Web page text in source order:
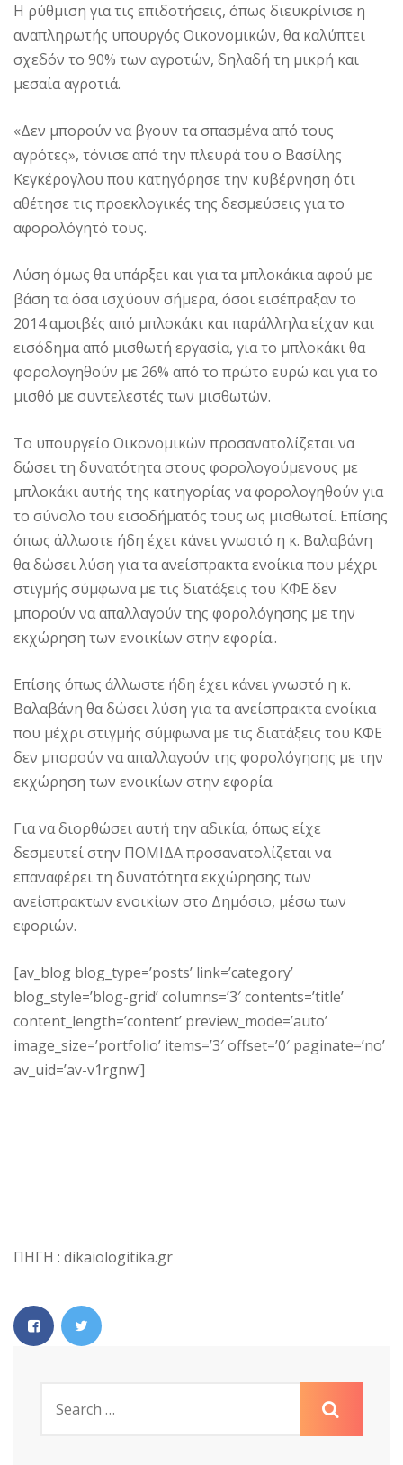
Η ρύθμιση για τις επιδοτήσεις, όπως διευκρίνισε η
αναπληρωτής υπουργός Οικονομικών, θα καλύπτει
σχεδόν το 90% των αγροτών, δηλαδή τη μικρή και
μεσαία αγροτιά.
«Δεν μπορούν να βγουν τα σπασμένα από τους
αγρότες», τόνισε από την πλευρά του ο Βασίλης
Κεγκέρογλου που κατηγόρησε την κυβέρνηση ότι
αθέτησε τις προεκλογικές της δεσμεύσεις για το
αφορολόγητό τους.
Λύση όμως θα υπάρξει και για τα μπλοκάκια αφού με
βάση τα όσα ισχύουν σήμερα, όσοι εισέπραξαν το
2014 αμοιβές από μπλοκάκι και παράλληλα είχαν και
εισόδημα από μισθωτή εργασία, για το μπλοκάκι θα
φορολογηθούν με 26% από το πρώτο ευρώ και για το
μισθό με συντελεστές των μισθωτών.
Το υπουργείο Οικονομικών προσανατολίζεται να
δώσει τη δυνατότητα στους φορολογούμενους με
μπλοκάκι αυτής της κατηγορίας να φορολογηθούν για
το σύνολο του εισοδήματός τους ως μισθωτοί. Επίσης
όπως άλλωστε ήδη έχει κάνει γνωστό η κ. Βαλαβάνη
θα δώσει λύση για τα ανείσπρακτα ενοίκια που μέχρι
στιγμής σύμφωνα με τις διατάξεις του ΚΦΕ δεν
μπορούν να απαλλαγούν της φορολόγησης με την
εκχώρηση των ενοικίων στην εφορία..
Επίσης όπως άλλωστε ήδη έχει κάνει γνωστό η κ.
Βαλαβάνη θα δώσει λύση για τα ανείσπρακτα ενοίκια
που μέχρι στιγμής σύμφωνα με τις διατάξεις του ΚΦΕ
δεν μπορούν να απαλλαγούν της φορολόγησης με την
εκχώρηση των ενοικίων στην εφορία.
Για να διορθώσει αυτή την αδικία, όπως είχε
δεσμευτεί στην ΠΟΜΙΔΑ προσανατολίζεται να
επαναφέρει τη δυνατότητα εκχώρησης των
ανείσπρακτων ενοικίων στο Δημόσιο, μέσω των
εφοριών.
[av_blog blog_type=’posts’ link=’category’
blog_style=’blog-grid’ columns=’3′ contents=’title’
content_length=’content’ preview_mode=’auto’
image_size=’portfolio’ items=’3′ offset=’0′ paginate=’no’
av_uid=’av-v1rgnw’]
ΠΗΓΗ : dikaiologitika.gr